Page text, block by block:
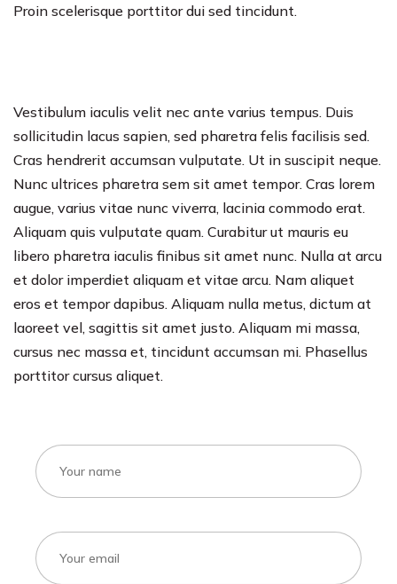
Proin scelerisque porttitor dui sed tincidunt.
Vestibulum iaculis velit nec ante varius tempus. Duis
sollicitudin lacus sapien, sed pharetra felis facilisis sed.
Cras hendrerit accumsan vulputate. Ut in suscipit neque.
Nunc ultrices pharetra sem sit amet tempor. Cras lorem
augue, varius vitae nunc viverra, lacinia commodo erat.
Aliquam quis vulputate quam. Curabitur ut mauris eu
libero pharetra iaculis finibus sit amet nunc. Nulla at arcu
et dolor imperdiet aliquam et vitae arcu. Nam aliquet
eros et tempor dapibus. Aliquam nulla metus, dictum at
laoreet vel, sagittis sit amet justo. Aliquam mi massa,
cursus nec massa et, tincidunt accumsan mi. Phasellus
porttitor cursus aliquet.